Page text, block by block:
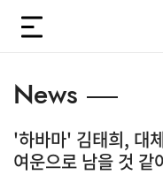
News
'하바마' 김태희, 대
여운으로 남을 것 같